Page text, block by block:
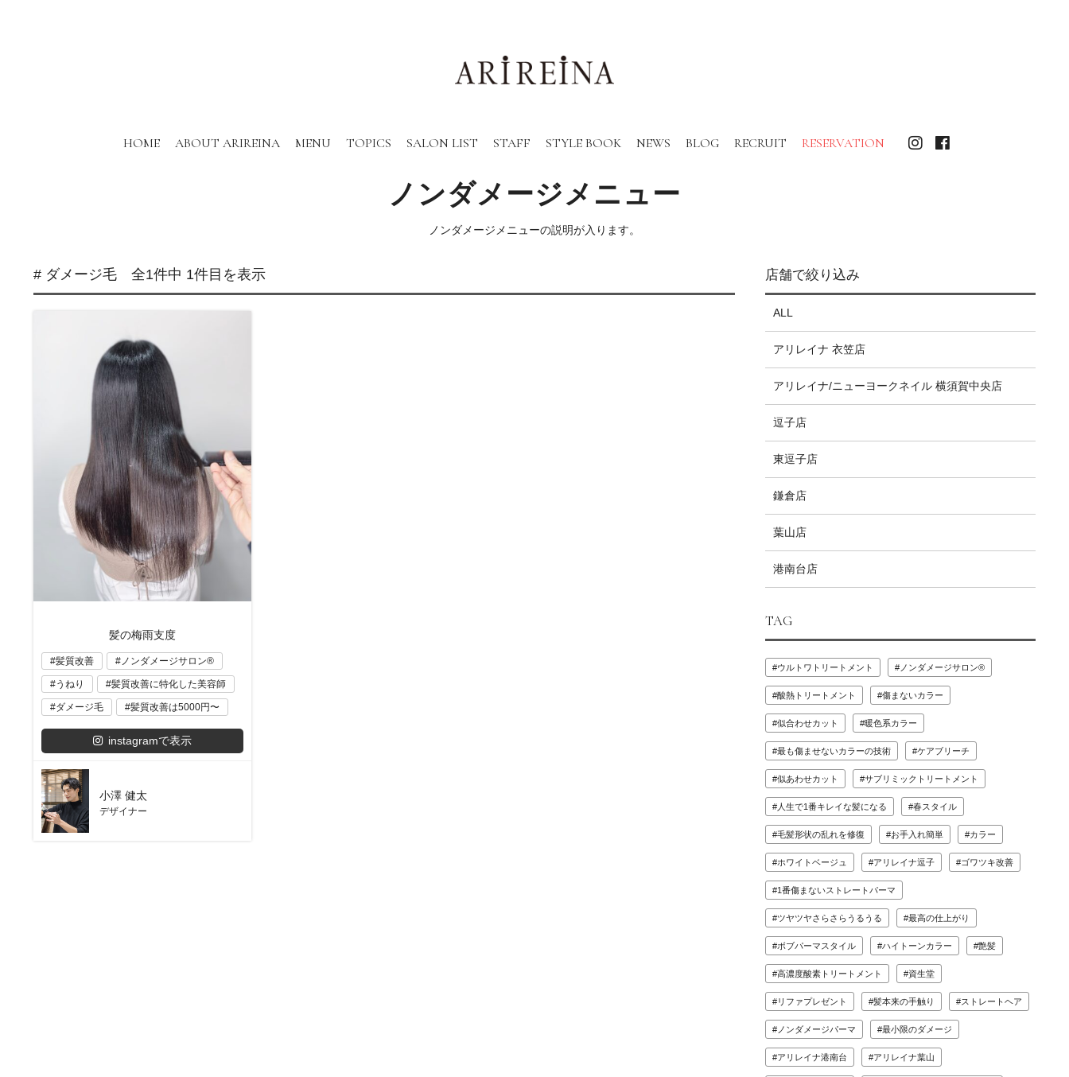
HOME ABOUT ARIREINA MENU TOPICS SALON LIST STAFF STYLE BOOK NEWS BLOG RECRUIT RESERVATION
ノンダメージメニュー
ノンダメージメニューの説明が入ります。
# ダメージ毛 全1件中 1件目を表示
髪の梅雨支度
髪質改善 ノンダメージサロン®
うねり 髪質改善に特化した美容師
ダメージ毛 髪質改善は5000円〜
instagramで表示
小澤 健太
デザイナー
店舗で絞り込み
ALL
アリレイナ 衣笠店
アリレイナ/ニューヨークネイル 横須賀中央店
逗子店
東逗子店
鎌倉店
葉山店
港南台店
TAG
ウルトワトリートメント ノンダメージサロン®️
酸熱トリートメント 傷まないカラー
似合わせカット 暖色系カラー
最も傷ませないカラーの技術 ケアブリーチ
似あわせカット サブリミックトリートメント
人生で1番キレイな髪になる 春スタイル
毛髪形状の乱れを修復 お手入れ簡単 カラー
ホワイトベージュ アリレイナ逗子 ゴワツキ改善
1番傷まないストレートパーマ
ツヤツヤさらさらうるうる 最高の仕上がり
ボブパーマスタイル ハイトーンカラー 艶髪
高濃度酸素トリートメント 資生堂
リファプレゼント 髪本来の手触り ストレートヘア
ノンダメージパーマ 最小限のダメージ
アリレイナ港南台 アリレイナ葉山